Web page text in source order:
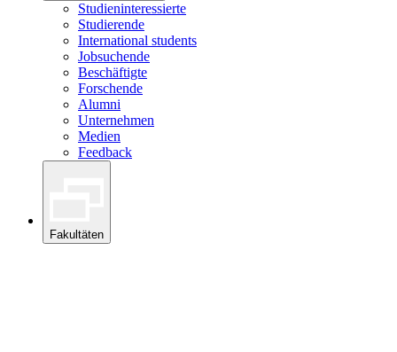
Studieninteressierte
Studierende
International students
Jobsuchende
Beschäftigte
Forschende
Alumni
Unternehmen
Medien
Feedback
Fakultäten